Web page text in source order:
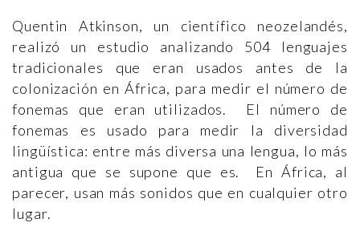
Quentin Atkinson, un científico neozelandés,
realizó un estudio analizando 504 lenguajes
tradicionales que eran usados antes de la
colonización en África, para medir el número de
fonemas que eran utilizados. El número de
fonemas es usado para medir la diversidad
lingüística: entre más diversa una lengua, lo más
antigua que se supone que es. En África, al
parecer, usan más sonidos que en cualquier otro
lugar.